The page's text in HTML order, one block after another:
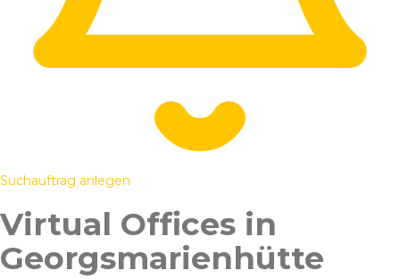
Suchauftrag anlegen
Virtual Offices in
Georgsmarienhütte